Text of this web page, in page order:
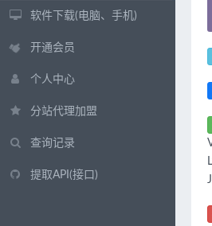
软件下载(电脑、手机)
开通会员
个人中心
分站代理加盟
查询记录
提取API(接口)